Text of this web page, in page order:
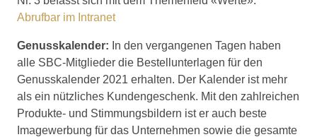
Abrufbar im Intranet
Genusskalender: In den vergangenen Tagen haben
alle SBC-Mitglieder die Bestellunterlagen für den
Genusskalender 2021 erhalten. Der Kalender ist mehr
als ein nützliches Kundengeschenk. Mit den zahlreichen
Produkte- und Stimmungsbildern ist er auch beste
Imagewerbung für das Unternehmen sowie die gesamte